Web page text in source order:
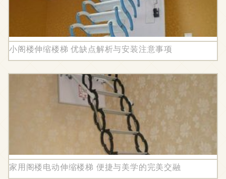
小阁楼伸缩楼梯 优缺点解析与安装注意事项
家用阁楼电动伸缩楼梯 便捷与美学的完美交融